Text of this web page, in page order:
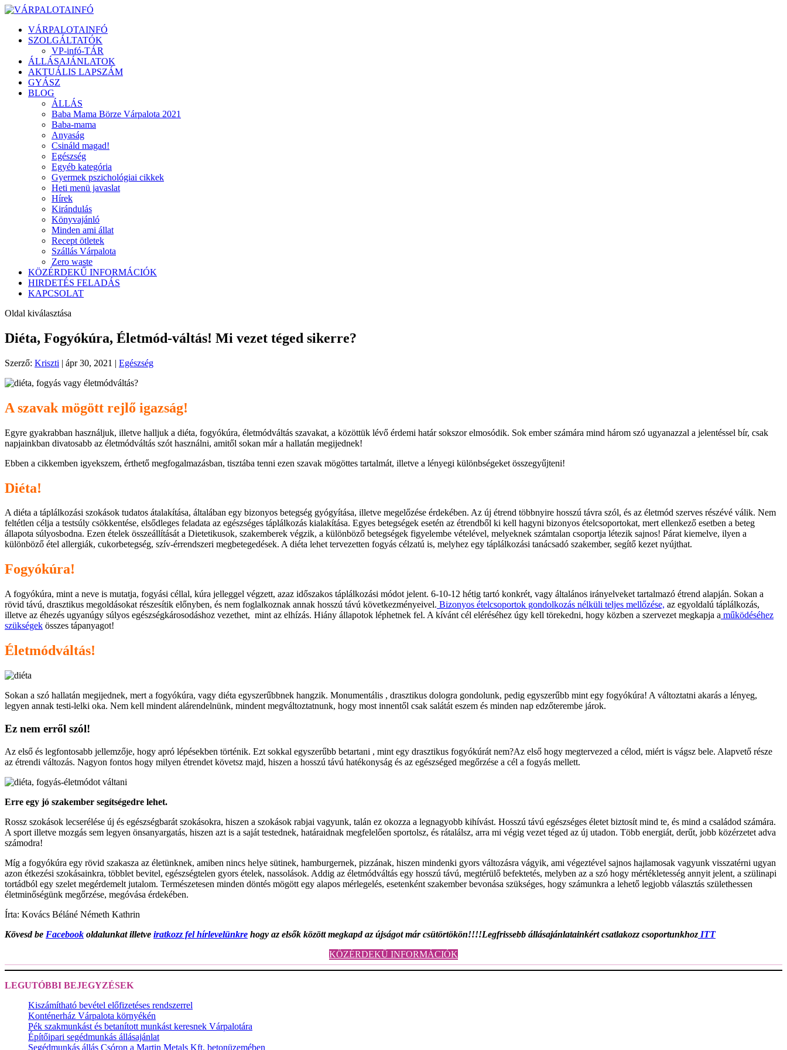
VÁRPALOTAINFÓ
SZOLGÁLTATÓK
VP-infó-TÁR
ÁLLÁSAJÁNLATOK
AKTUÁLIS LAPSZÁM
GYÁSZ
BLOG
ÁLLÁS
Baba Mama Börze Várpalota 2021
Baba-mama
Anyaság
Csináld magad!
Egészség
Egyéb kategória
Gyermek pszichológiai cikkek
Heti menü javaslat
Hírek
Kirándulás
Könyvajánló
Minden ami állat
Recept ötletek
Szállás Várpalota
Zero waste
KÖZÉRDEKŰ INFORMÁCIÓK
HIRDETÉS FELADÁS
KAPCSOLAT
Oldal kiválasztása
Diéta, Fogyókúra, Életmód-váltás! Mi vezet téged sikerre?
Szerző: Kriszti | ápr 30, 2021 | Egészség
A szavak mögött rejlő igazság!
Egyre gyakrabban használjuk, illetve halljuk a diéta, fogyókúra, életmódváltás szavakat, a közöttük lévő érdemi határ sokszor elmosódik. Sok ember számára mind három szó ugyanazzal a jelentéssel bír, csak
napjainkban divatosabb az életmódváltás szót használni, amitől sokan már a hallatán megijednek!
Ebben a cikkemben igyekszem, érthető megfogalmazásban, tisztába tenni ezen szavak mögöttes tartalmát, illetve a lényegi különbségeket összegyűjteni!
Diéta!
A diéta a táplálkozási szokások tudatos átalakítása, általában egy bizonyos betegség gyógyítása, illetve megelőzése érdekében. Az új étrend többnyire hosszú távra szól, és az életmód szerves részévé válik. Nem
feltétlen célja a testsúly csökkentése, elsődleges feladata az egészséges táplálkozás kialakítása. Egyes betegségek esetén az étrendből ki kell hagyni bizonyos ételcsoportokat, mert ellenkező esetben a beteg
állapota súlyosbodna. Ezen ételek összeállítását a Dietetikusok, szakemberek végzik, a különböző betegségek figyelembe vételével, melyeknek számtalan csoportja létezik sajnos! Párat kiemelve, ilyen a
különböző étel allergiák, cukorbetegség, szív-érrendszeri megbetegedések. A diéta lehet tervezetten fogyás célzatú is, melyhez egy táplálkozási tanácsadó szakember, segítő kezet nyújthat.
Fogyókúra!
A fogyókúra, mint a neve is mutatja, fogyási céllal, kúra jelleggel végzett, azaz időszakos táplálkozási módot jelent. 6-10-12 hétig tartó konkrét, vagy általános irányelveket tartalmazó étrend alapján. Sokan a
rövid távú, drasztikus megoldásokat részesítik előnyben, és nem foglalkoznak annak hosszú távú következményeivel. Bizonyos ételcsoportok gondolkozás nélküli teljes mellőzése, az egyoldalú táplálkozás,
illetve az éhezés ugyanúgy súlyos egészségkárosodáshoz vezethet, mint az elhízás. Hiány állapotok léphetnek fel. A kívánt cél eléréséhez úgy kell törekedni, hogy közben a szervezet megkapja a működéséhez
szükségek összes tápanyagot!
Életmódváltás!
Sokan a szó hallatán megijednek, mert a fogyókúra, vagy diéta egyszerűbbnek hangzik. Monumentális , drasztikus dologra gondolunk, pedig egyszerűbb mint egy fogyókúra! A változtatni akarás a lényeg,
legyen annak testi-lelki oka. Nem kell mindent alárendelnünk, mindent megváltoztatnunk, hogy most innentől csak salátát eszem és minden nap edzőterembe járok.
Ez nem erről szól!
Az első és legfontosabb jellemzője, hogy apró lépésekben történik. Ezt sokkal egyszerűbb betartani , mint egy drasztikus fogyókúrát nem?Az első hogy megtervezed a célod, miért is vágsz bele. Alapvető része
az étrendi változás. Nagyon fontos hogy milyen étrendet követsz majd, hiszen a hosszú távú hatékonyság és az egészséged megőrzése a cél a fogyás mellett.
Erre egy jó szakember segítségedre lehet.
Rossz szokások lecserélése új és egészségbarát szokásokra, hiszen a szokások rabjai vagyunk, talán ez okozza a legnagyobb kihívást. Hosszú távú egészséges életet biztosít mind te, és mind a családod számára.
A sport illetve mozgás sem legyen önsanyargatás, hiszen azt is a saját testednek, határaidnak megfelelően sportolsz, és rátalálsz, arra mi végig vezet téged az új utadon. Több energiát, derűt, jobb közérzetet adva
számodra!
Míg a fogyókúra egy rövid szakasza az életünknek, amiben nincs helye sütinek, hamburgernek, pizzának, hiszen mindenki gyors változásra vágyik, ami végeztével sajnos hajlamosak vagyunk visszatérni ugyan
azon étkezési szokásainkra, többlet bevitel, egészségtelen gyors ételek, nassolások. Addig az életmódváltás egy hosszú távú, megtérülő befektetés, melyben az a szó hogy mértékletesség annyit jelent, a szülinapi
tortádból egy szelet megérdemelt jutalom. Természetesen minden döntés mögött egy alapos mérlegelés, esetenként szakember bevonása szükséges, hogy számunkra a lehető legjobb választás születhessen
életminőségünk megőrzése, megóvása érdekében.
Írta: Kovács Béláné Németh Kathrin
Kövesd be Facebook oldalunkat illetve iratkozz fel hírlevelünkre hogy az elsők között megkapd az újságot már csütörtökön!!!!Legfrissebb állásajánlatainkért csatlakozz csoportunkhoz ITT
KÖZÉRDEKŰ INFORMÁCIÓK
LEGUTÓBBI BEJEGYZÉSEK
Kiszámítható bevétel előfizetéses rendszerrel
Konténerház Várpalota környékén
Pék szakmunkást és betanított munkást keresnek Várpalotára
Építőipari segédmunkás állásajánlat
Segédmunkás állás Csóron a Martin Metals Kft. betonüzemében